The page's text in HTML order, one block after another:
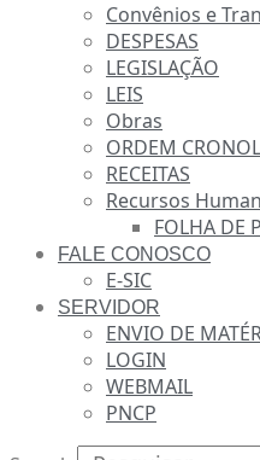
Convênios e
DESPESAS
LEGISLAÇÃO
LEIS
Obras
ORDEM
RECEITAS
Recursos
FOLHA DE
FALE CONOSCO
E-SIC
SERVIDOR
ENVIO DE
LOGIN
WEBMAIL
PNCP